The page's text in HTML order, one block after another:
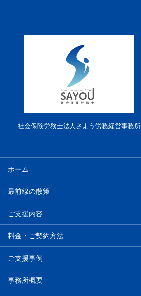
社会保険労務士法人さよう労務経営事務所
ホーム
最前線の散策
ご支援内容
料金・ご契約方法
ご支援事例
事務所概要